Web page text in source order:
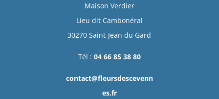
Maison Verdier
Lieu dit Cambonéral
30270 Saint-Jean du Gard
Tél : 04 66 85 38 80
contact@fleursdescevenn
es.fr